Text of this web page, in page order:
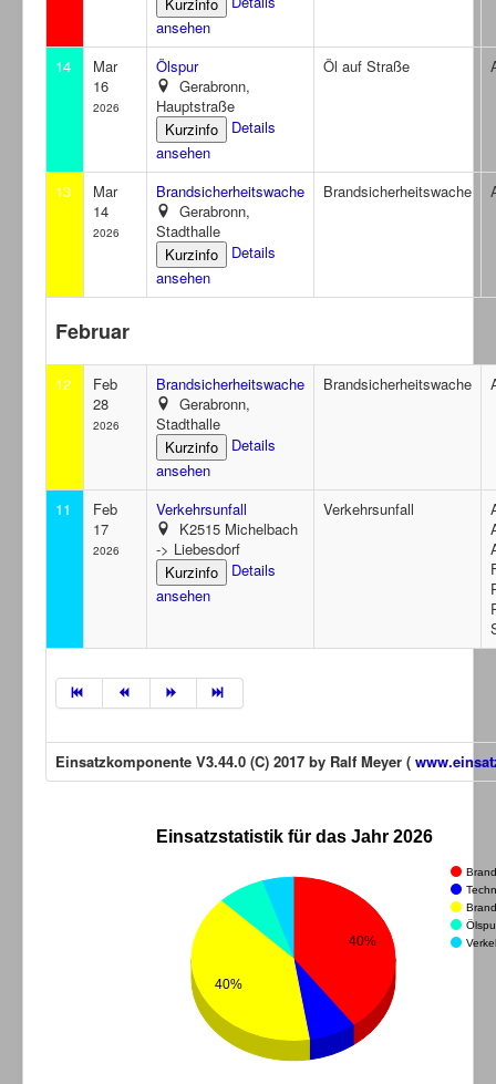
ansehen
14
Mar
16
2026
Ölspur
Gerabronn,
Hauptstraße
Details
ansehen
Öl auf Straße
13
Mar
14
2026
Brandsicherheitswache
Gerabronn,
Stadthalle
Details
ansehen
Brandsicherheitswache
Februar
12
Feb
28
2026
Brandsicherheitswache
Gerabronn,
Stadthalle
Details
ansehen
Brandsicherheitswache
11
Feb
17
2026
Verkehrsunfall
K2515 Michelbach
-> Liebesdorf
Details
ansehen
Verkehrsunfall
Einsatzkomponente V3.44.0 (C) 2017 by Ralf Meyer (
Einsatzstatistik für das Jahr 2026
40%
40%